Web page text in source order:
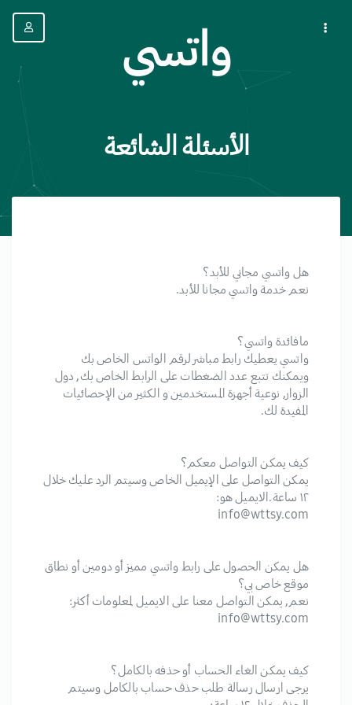
الأسئلة الشائعة
هل واتسي مجاني للأبد؟
نعم خدمة واتسي مجانا للأبد.
مافائدة واتسي؟
واتسي يعطيك رابط مباشر لرقم الواتس الخاص بك
ويمكنك تتبع عدد الضغطات على الرابط الخاص بك, دول
الزوار, نوعية أجهزة المستخدمين و الكثير من الإحصائيات
المفيدة لك.
كيف يمكن التواصل معكم؟
يمكن التواصل على الإيميل الخاص وسيتم الرد عليك خلال
١٢ ساعة.الايميل هو:
info@wttsy.com
هل يمكن الحصول على رابط واتسي مميز أو دومين أو نطاق
موقع خاص بي؟
نعم, يمكن التواصل معنا على الايميل لمعلومات أكثر:
info@wttsy.com
كيف يمكن الغاء الحساب أو حذفه بالكامل؟
يرجى ارسال رسالة طلب حذف حساب بالكامل وسيتم